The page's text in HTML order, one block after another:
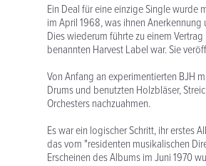
Ein Deal für eine einzige Single wurde
im April 1968, was ihnen
Dies wiederum führte zu einem
benannten Harvest Label war. Sie
Von Anfang an experimentierten BJH
Drums und benutzten Holzbläser,
Orchesters nachzuahmen.
Es war ein logischer Schritt, ihr erstes
das vom "residenten musikalischen
Erscheinen des Albums im Juni 1970